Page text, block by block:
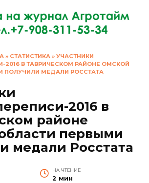
» СТАТИСТИКА » УЧАСТНИКИ
2016 В ТАВРИЧЕСКОМ РАЙОНЕ ОМСКОЙ
ПОЛУЧИЛИ МЕДАЛИ РОССТАТА
2016 в
районе
первыми
медали Росстата
НА ЧТЕНИЕ
2 мин